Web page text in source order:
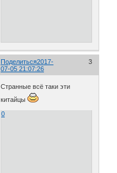
Поделиться 3
2017-
07-05 21:07:26
Странные всё таки эти
китайцы
0